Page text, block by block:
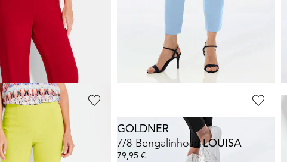
Hose VERA
+ 4
Bengalinhose
€
GOLDNER
7/8-BengalinhoseLOUISA
79,95 €